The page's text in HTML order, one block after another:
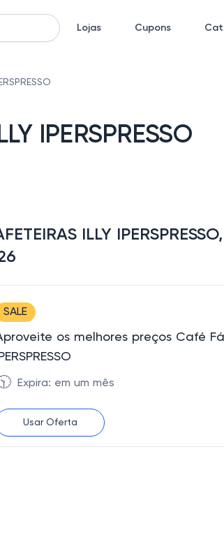
Lojas Cupons
IPERSPRESSO
ILLY
SALE
os melhores preços Café
IPERSPRESSO
Expira: em um mês
Usar Oferta